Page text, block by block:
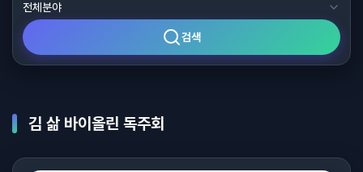
검색
김 삶 바이올린 독주회